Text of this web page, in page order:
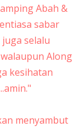
Abah &
sabar
selalu
Along
kesihatan
menyambut